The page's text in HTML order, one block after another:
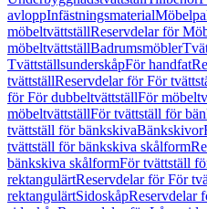
avloppInfästningsmaterial
möbeltvättställReservdelar för
möbeltvättställBadrumsmöbler
TvättställsunderskåpFör handfat
tvättställReservdelar för För
för För dubbeltvättställFör
möbeltvättställFör tvättställ för
tvättställ för bänkskivaBänkskivor
tvättställ för bänkskiva skålform
bänkskiva skålformFör tvättställ
rektangulärtReservdelar för För
rektangulärtSidoskåpReservdelar